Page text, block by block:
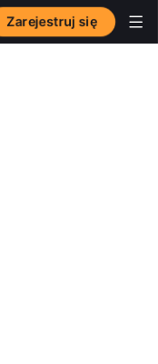
Zarejestruj się